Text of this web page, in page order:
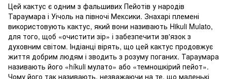
Цей кактус є одним з фальшивих Пейотів у народів
Тараумара і Уічоль на півночі Мексики. Знахарі племені
використовують кактус, який вони називають Hikuli Mulato,
для того, щоб «очистити зір» і забезпечити зв'язок з
духовним світом. Індіанці вірять, що цей кактус продовжує
життя добрим людям і зводить з розуму поганих. Тараумара
називають його «híkuli мулато» або «темношкірий пейот».
Чому його так називають, незважаючи на те, що маленькі